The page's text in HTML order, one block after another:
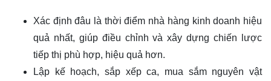
Xác định đâu là thời điểm nhà hàng kinh doanh hiệu
quả nhất, giúp điều chỉnh và xây dựng chiến lược
tiếp thị phù hợp, hiệu quả hơn.
Lập kế hoạch, sắp xếp ca, mua sắm nguyên vật